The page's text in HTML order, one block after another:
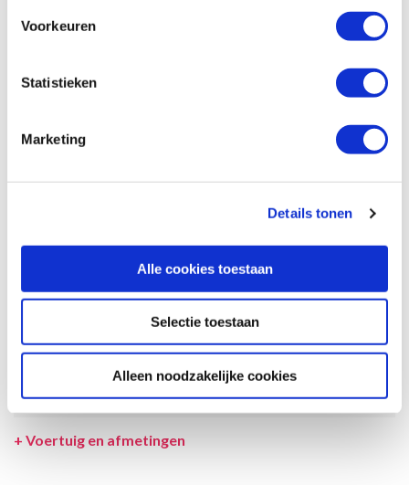
Voorkeuren
Statistieken
Marketing
Details tonen
Alle cookies toestaan
Selectie toestaan
Alleen noodzakelijke cookies
slechts ter illustratie. De aangegeven hoeveelheid bedden is geen
garantie dat de maximale bezetting voldoende comfortabel is.
beschrijving en tekeningen en ook tussentijds gewijzigd worden.
INCLUSIEF/EXCLUSIEF
VOORWAARDEN
SPECIALS
LEVERANCIER
+ Voertuig en afmetingen